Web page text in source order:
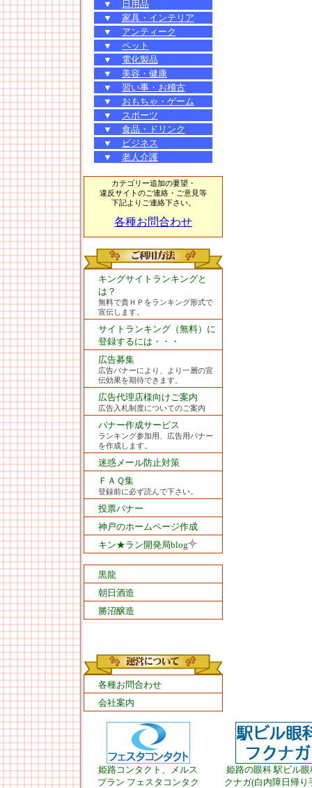
▼
日用品
▼
家具・インテリア
▼
アンティーク
▼
ペット
▼
電化製品
▼
美容・健康
▼
習い事・お稽古
▼
おもちゃ・ゲーム
▼
スポーツ
▼
食品・ドリンク
▼
ビジネス
▼
老人介護
カテゴリー追加の要望・
違反サイトのご連絡・ご意見等
下記よりご連絡下さい。
各種お問合わせ
キングサイトランキングと
は？
無料で貴ＨＰをランキング形式で
宣伝します。
サイトランキング（無料）に
登録するには・・・
広告募集
広告バナーにより、より一層の宣
伝効果を期待できます。
広告代理店様向けご案内
広告入札制度についてのご案内
バナー作成サービス
ランキング参加用、広告用バナー
を作成します。
迷惑メール防止対策
ＦＡＱ集
登録前に必ず読んで下さい。
投票バナー
神戸のホームページ作成
キン★ラン開発局blog
黒龍
朝日酒造
勝沼醸造
各種お問合わせ
会社案内
姫路コンタクト、メルス
プラン フェスタコンタク
姫路の眼科 駅ビル眼
クナガ(白内障日帰り